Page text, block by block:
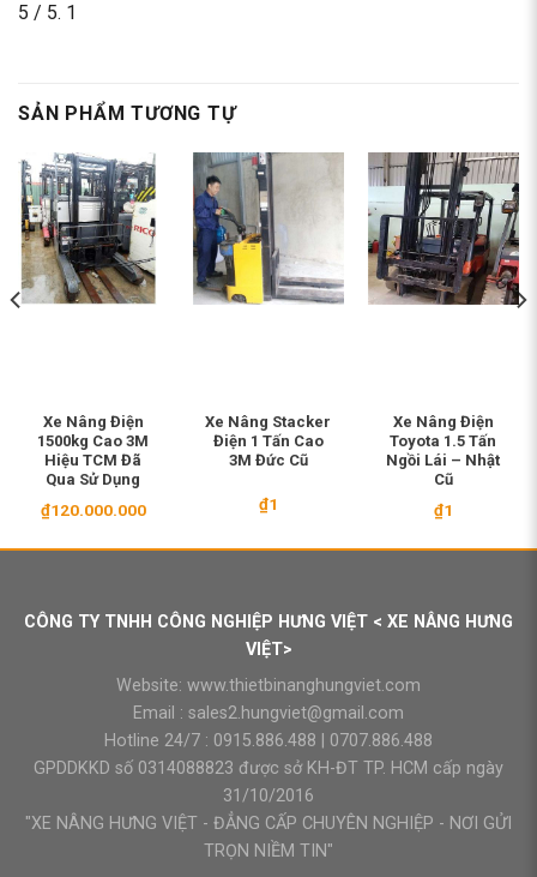
5 / 5. 1
SẢN PHẨM TƯƠNG TỰ
Xe Nâng Điện
1500kg Cao 3M
Hiệu TCM Đã
Qua Sử Dụng
₫120.000.000
Xe Nâng Stacker
Điện 1 Tấn Cao
3M Đức Cũ
₫1
Xe Nâng Điện
Toyota 1.5 Tấn
Ngồi Lái – Nhật
Cũ
₫1
CÔNG TY TNHH CÔNG NGHIỆP HƯNG VIỆT < XE NÂNG HƯNG
VIỆT>
Website: www.thietbinanghungviet.com
Email : sales2.hungviet@gmail.com
Hotline 24/7 : 0915.886.488
0707.886.488
GPDDKKD số 0314088823 được sở KH-ĐT TP. HCM cấp ngày
31/10/2016
"XE NÂNG HƯNG VIỆT - ĐẲNG CẤP CHUYÊN NGHIỆP - NƠI GỬI
TRỌN NIỀM TIN"